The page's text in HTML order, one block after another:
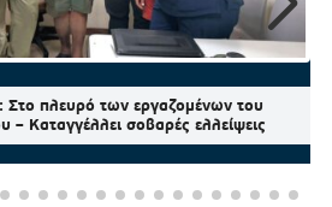
πλευρό των εργαζομένων του
– Καταγγέλλει σοβαρές ελλείψεις